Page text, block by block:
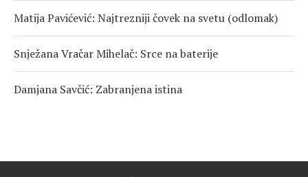
Matija Pavićević: Najtrezniji čovek na svetu (odlomak)
Snježana Vračar Mihelač: Srce na baterije
Damjana Savčić: Zabranjena istina